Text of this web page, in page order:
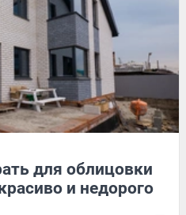
для облицовки
и недорого